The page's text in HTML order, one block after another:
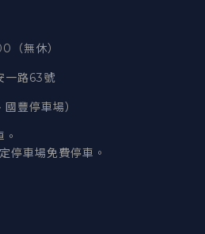
（無休）
一路63號
豐停車場）
停車場免費停車。